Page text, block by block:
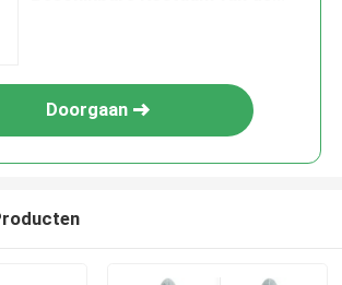
Doorgaan